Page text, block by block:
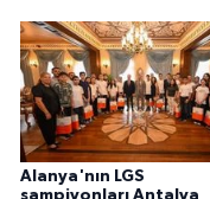
Alanya'nın LGS
şampiyonları Antalya